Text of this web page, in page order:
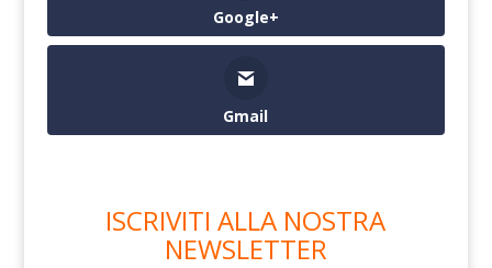
Google+
Gmail
ISCRIVITI ALLA NOSTRA
NEWSLETTER